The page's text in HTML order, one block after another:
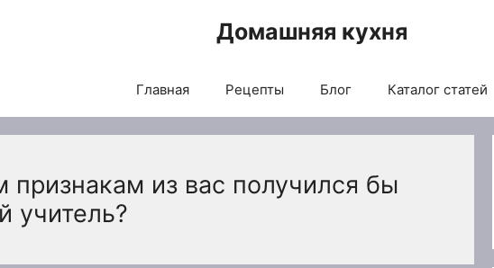
Домашняя кухня
Главная Рецепты Блог Каталог статей
признакам из вас получился бы
учитель?